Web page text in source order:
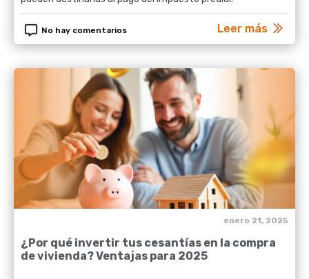
No hay comentarios Leer más
¿Por qué invertir tus cesantías en la compra
de vivienda? Ventajas para 2025
enero 21, 2025